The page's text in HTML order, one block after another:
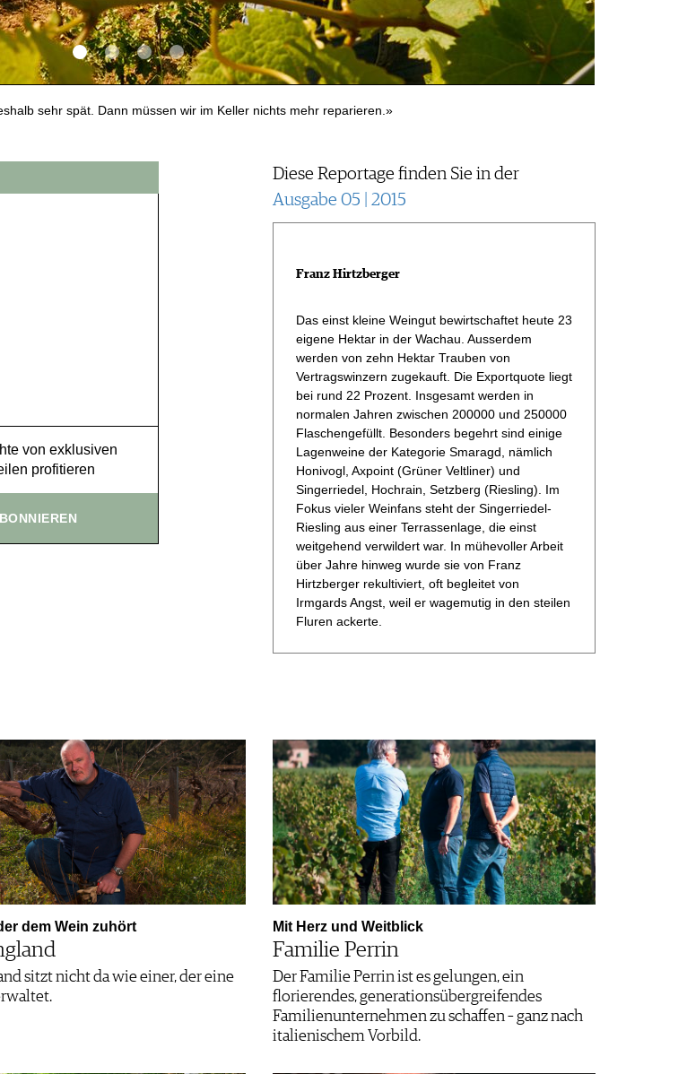
sehr spät. Dann müssen wir im Keller nichts mehr reparieren.»
von exklusiven
profitieren
Diese Reportage finden Sie in der
Ausgabe 05 | 2015
Franz Hirtzberger
Das einst kleine Weingut bewirtschaftet heute 23
eigene Hektar in der Wachau. Ausserdem
werden von zehn Hektar Trauben von
Vertragswinzern zugekauft. Die Exportquote liegt
bei rund 22 Prozent. Insgesamt werden in
normalen Jahren zwischen 200000 und 250000
Flaschengefüllt. Besonders begehrt sind einige
Lagenweine der Kategorie Smaragd, nämlich
Honivogl, Axpoint (Grüner Veltliner) und
Singerriedel, Hochrain, Setzberg (Riesling). Im
Fokus vieler Weinfans steht der Singerriedel-
Riesling aus einer Terrassenlage, die einst
weitgehend verwildert war. In mühevoller Arbeit
über Jahre hinweg wurde sie von Franz
Hirtzberger rekultiviert, oft begleitet von
Irmgards Angst, weil er wagemutig in den steilen
Fluren ackerte.
dem Wein zuhört
sitzt nicht da wie einer, der eine
Mit Herz und Weitblick
Familie Perrin
Der Familie Perrin ist es gelungen, ein
florierendes, generationsübergreifendes
Familienunternehmen zu schaffen – ganz nach
italienischem Vorbild.